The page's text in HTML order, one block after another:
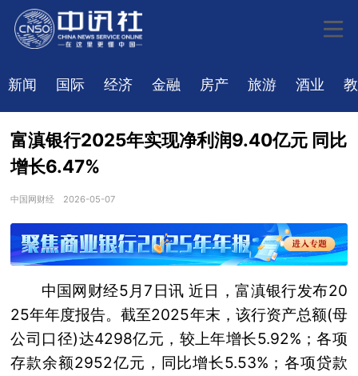
新闻 国际 经济 金融 房产 旅游 酒业
富滇银行2025年实现净利润9.40亿元 同比
增长6.47%
中国网财经 2026-05-07
中国网财经5月7日讯 近日，富滇银行发布20
25年年度报告。截至2025年末，该行资产总额(母
公司口径)达4298亿元，较上年增长5.92%；各项
存款余额2952亿元，同比增长5.53%；各项贷款